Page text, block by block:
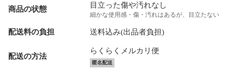
商品の状態 目立った傷や汚れなし
細かな使用感・傷・汚れはあるが、目立たない
配送料の負担 送料込み(出品者負担)
配送の方法
らくらくメルカリ便
匿名配送